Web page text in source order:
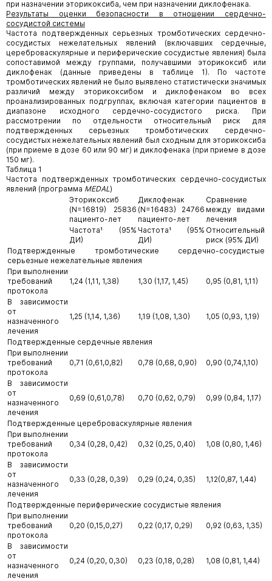
при назначении эторикоксиба, чем при назначении диклофенака.
Результаты оценки безопасности в отношении сердечно-
сосудистой системы
Частота подтвержденных серьезных тромботических сердечно-
сосудистых нежелательных явлений (включавших сердечные,
цереброваскулярные и периферические сосудистые явления) была
сопоставимой между группами, получавшими эторикоксиб или
диклофенак (данные приведены в таблице 1). По частоте
тромботических явлений не было выявлено статистически значимых
различий между эторикоксибом и диклофенаком во всех
проанализированных подгруппах, включая категории пациентов в
диапазоне исходного сердечно-сосудистого риска. При
рассмотрении по отдельности относительный риск для
подтвержденных серьезных тромботических сердечно-
сосудистых нежелательных явлений был сходным для эторикоксиба
(при приеме в дозе 60 или 90 мг) и диклофенака (при приеме в дозе
150 мг).
Таблица 1
Частота подтвержденных тромботических сердечно-сосудистых
явлений (программа MEDAL)
Эторикоксиб
(N=16819) 25836
пациенто-лет
Диклофенак
(N=16483) 24766
пациенто-лет
Сравнение
между видами
лечения
Частота¹ (95%
ДИ)
Частота¹ (95%
ДИ)
Относительный
риск (95% ДИ)
Подтвержденные тромботические сердечно-сосудистые
серьезные нежелательные явления
При выполнении
требований
протокола
1,24 (1,11, 1,38) 1,30 (1,17, 1,45) 0,95 (0,81, 1,11)
В зависимости
от
назначенного
лечения
1,25 (1,14, 1,36) 1,19 (1,08, 1,30) 1,05 (0,93, 1,19)
Подтвержденные сердечные явления
При выполнении
требований
протокола
0,71 (0,61,0,82) 0,78 (0,68, 0,90) 0,90 (0,74,1,10)
В зависимости
от
назначенного
лечения
0,69 (0,61,0,78) 0,70 (0,62, 0,79) 0,99 (0,84, 1,17)
Подтвержденные цереброваскулярные явления
При выполнении
требований
протокола
0,34 (0,28, 0,42) 0,32 (0,25, 0,40) 1,08 (0,80, 1,46)
В зависимости
от
назначенного
лечения
0,33 (0,28, 0,39) 0,29 (0,24, 0,35) 1,12(0,87, 1,44)
Подтвержденные периферические сосудистые явления
При выполнении
требований
протокола
0,20 (0,15,0,27) 0,22 (0,17, 0,29) 0,92 (0,63, 1,35)
В зависимости
от
назначенного
лечения
0,24 (0,20, 0,30) 0,23 (0,18, 0,28) 1,08 (0,81, 1,44)